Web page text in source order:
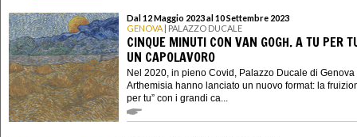
Dal 12 Maggio 2023 al 10 Settembre 2023
GENOVA | PALAZZO DUCALE
CINQUE MINUTI CON VAN GOGH. A TU PER
UN CAPOLAVORO
Nel 2020, in pieno Covid, Palazzo Ducale di Genova
Arthemisia hanno lanciato un nuovo format: la
per tu” con i grandi ca...